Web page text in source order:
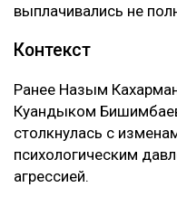
выплачивались не
Контекст
Ранее Назым
Куандыком
столкнулась с
психологическим
агрессией.